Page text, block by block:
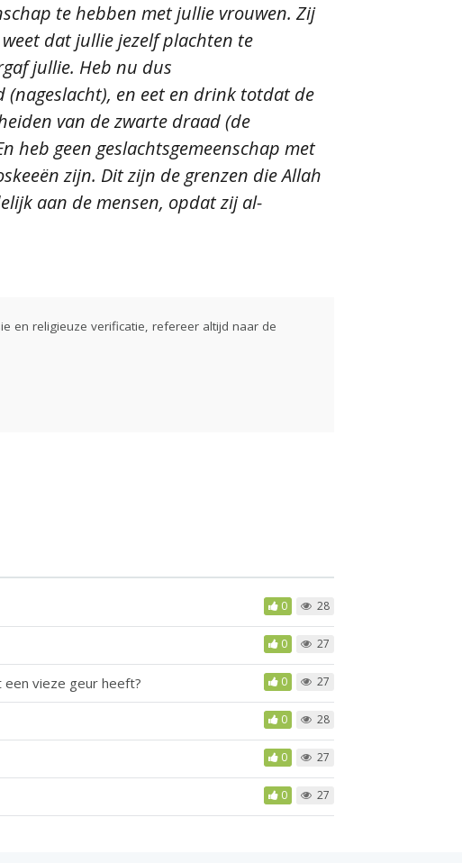
te hebben met jullie vrouwen. Zij
dat jullie jezelf plachten te
jullie. Heb nu dus
(nageslacht), en eet en drink totdat de
van de zwarte draad (de
heb geen geslachtsgemeenschap met
zijn. Dit zijn de grenzen die Allah
aan de mensen, opdat zij al-
en religieuze verificatie, refereer altijd naar de
0 28
0 27
vieze geur heeft? 0 27
0 28
0 27
0 27